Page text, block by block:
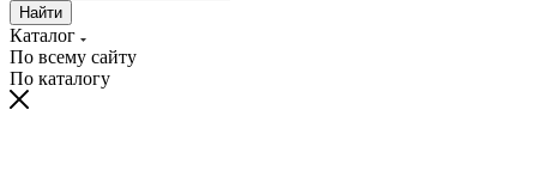
Найти
Каталог
По всему сайту
По каталогу